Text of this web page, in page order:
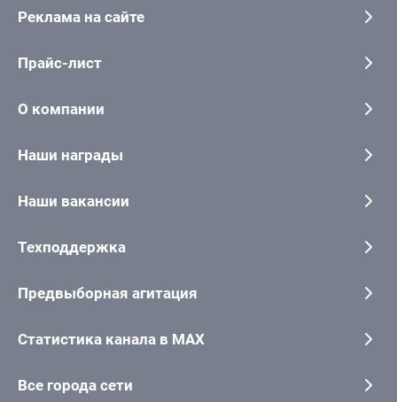
Реклама на сайте
Прайс-лист
О компании
Наши награды
Наши вакансии
Техподдержка
Предвыборная агитация
Статистика канала в MAX
Все города сети